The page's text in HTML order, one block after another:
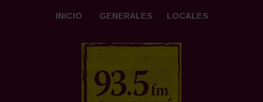
INICIO GENERALES LOCALES